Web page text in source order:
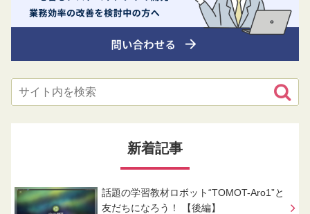
新着記事
話題の学習教材ロボット“TOMOT-Aro1”と
友だちになろう！ 【後編】